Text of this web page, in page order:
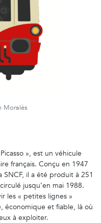
Moralès
», est un véhicule
français. Conçu en 1947
SNCF, il a été produit à 251
jusqu’en mai 1988.
les « petites lignes »
économique et fiable, là où
à exploiter.